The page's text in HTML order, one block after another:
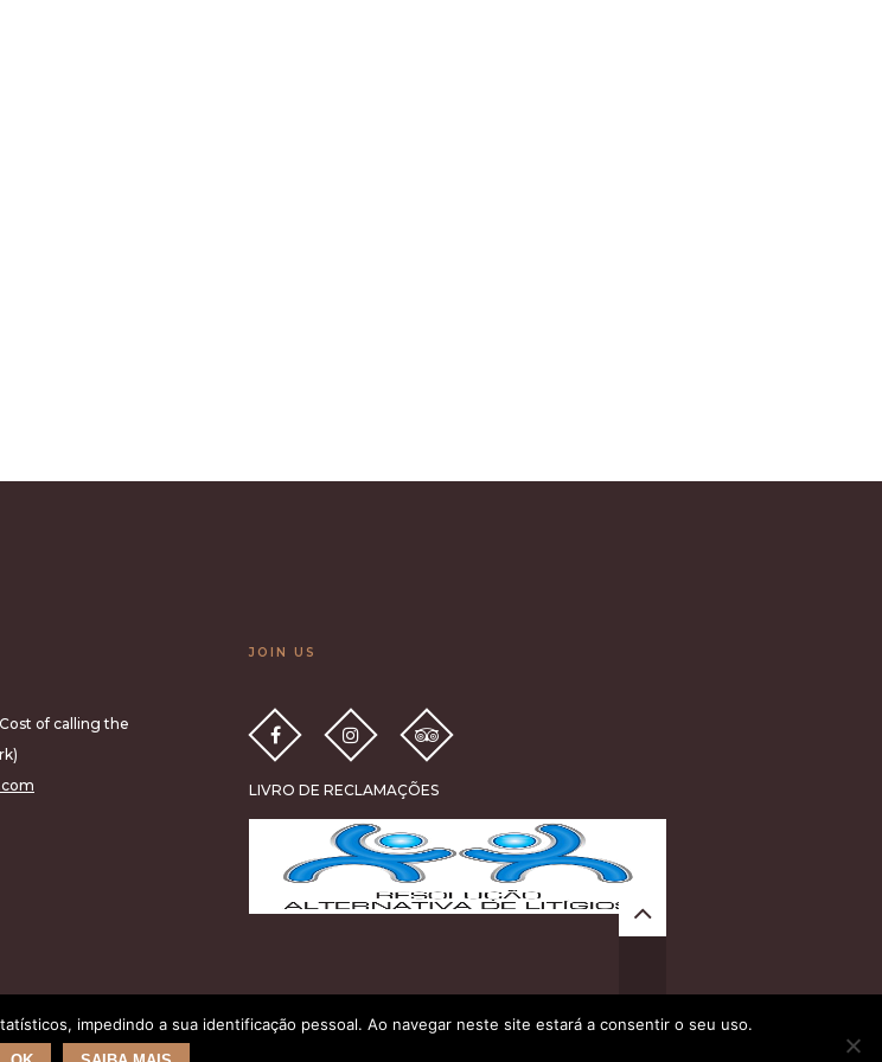
of calling the
JOIN US
LIVRO DE RECLAMAÇÕES
impedindo a sua identificação pessoal. Ao navegar neste site estará a consentir o seu uso.